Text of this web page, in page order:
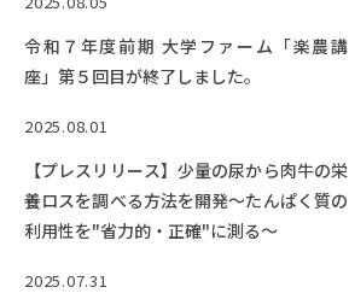
令和７年度前期 大学ファーム「楽農講
座」第５回目が終了しました。
2025.08.01
【プレスリリース】少量の尿から肉牛の栄
養ロスを調べる方法を開発～たんぱく質の
利用性を"省力的・正確"に測る～
2025.07.31